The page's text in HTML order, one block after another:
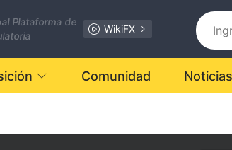
Plataforma de
WikiFX
Comunidad Noticias